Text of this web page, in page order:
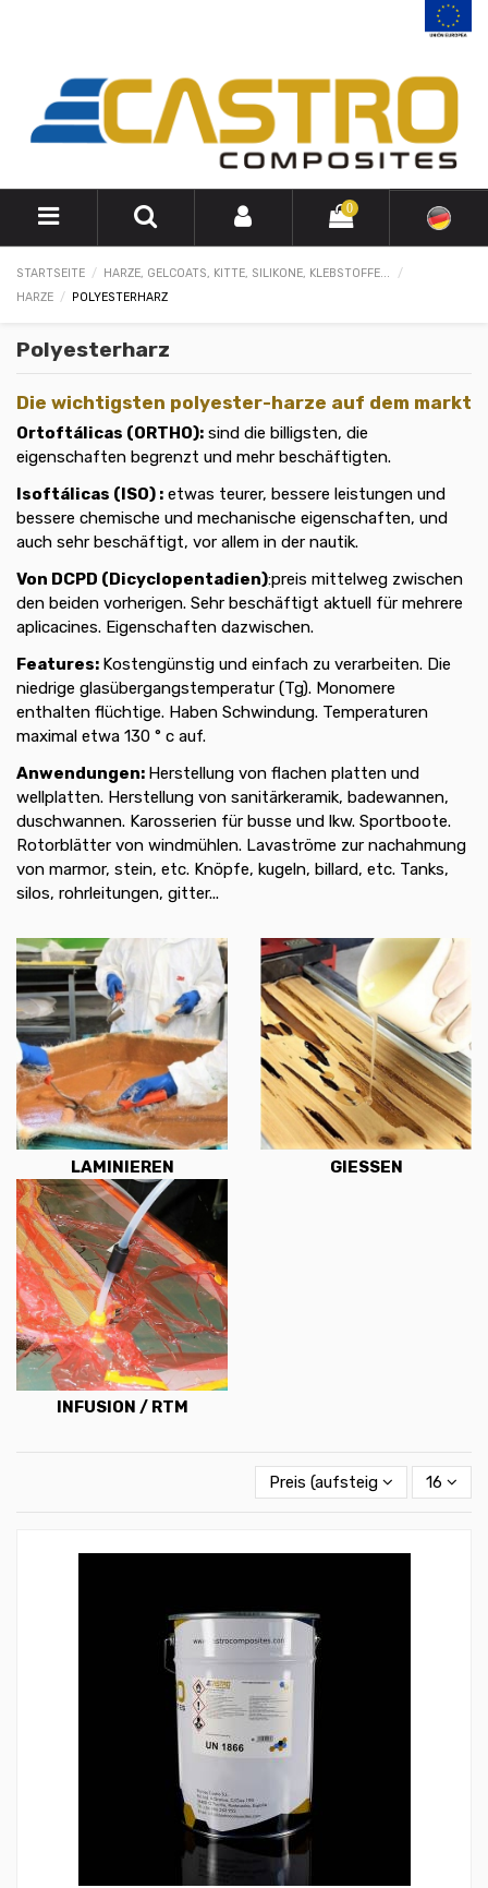
0
STARTSEITE
HARZE, GELCOATS, KITTE, SILIKONE, KLEBSTOFFE...
HARZE
POLYESTERHARZ
Polyesterharz
Die wichtigsten polyester-harze auf dem markt
Ortoftálicas (ORTHO): sind die billigsten, die
eigenschaften begrenzt und mehr beschäftigten.
Isoftálicas (ISO) : etwas teurer, bessere leistungen und
bessere chemische und mechanische eigenschaften, und
auch sehr beschäftigt, vor allem in der nautik.
Von DCPD (Dicyclopentadien):preis mittelweg zwischen
den beiden vorherigen. Sehr beschäftigt aktuell für mehrere
aplicacines. Eigenschaften dazwischen.
Features: Kostengünstig und einfach zu verarbeiten. Die
niedrige glasübergangstemperatur (Tg). Monomere
enthalten flüchtige. Haben Schwindung. Temperaturen
maximal etwa 130 ° c auf.
Anwendungen: Herstellung von flachen platten und
wellplatten. Herstellung von sanitärkeramik, badewannen,
duschwannen. Karosserien für busse und lkw. Sportboote.
Rotorblätter von windmühlen. Lavaströme zur nachahmung
von marmor, stein, etc. Knöpfe, kugeln, billard, etc. Tanks,
silos, rohrleitungen, gitter...
LAMINIEREN GIESSEN
INFUSION / RTM
Preis (aufsteigend) 16